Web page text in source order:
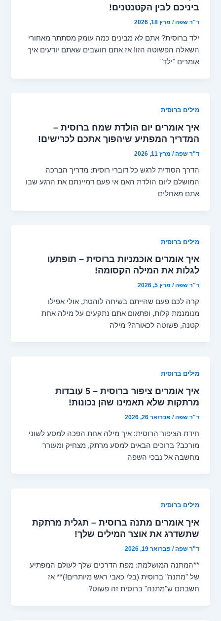
ביניכם לבין הקטנטנים!
ד"ר שפה/ מרץ 18, 2026
ילד ברוסית? אתם לא מבינים כמה עומק מסתתר מאחורי
השאלה הפשוטה הזו! אז אתם חושבים שאתם יודעים איך
אומרים "ילד"
מילים ברוסית
איך אומרים יום הולדת שמח ברוסית –
המדריך המפתיע שיהפוך אתכם לכרישים!
ד"ר שפה/ מרץ 11, 2026
הדרך הסודית לרגש כל דוברי רוסית: מדריך הברכה
המושלם ליום הולדת האם אי פעם דמיינתם את הרגע שבו
אתם מאחלים
מילים ברוסית
איך אומרים אוכמניות ברוסית – תופתעו
לגלות את המילה הקסומה!
ד"ר שפה/ מרץ 5, 2026
קרה לכם פעם שהייתם בשיחה לוהטת, אולי אפילו
מנומנמת קלות, ופתאום אתם נתקעים על מילה אחת
קטנה, פשוטה לכאורה? מילה
מילים ברוסית
איך אומרים ציפור ברוסית – 5 עובדות
מרתקות שלא תאמינו שהן נכונות!
ד"ר שפה/פברואר 26, 2026
חידת הציפור הרוסית: איך מילה אחת הפכה למסע לשוני
מורכב? ברוכים הבאים למסע מרתק, מצחיק ומעורר
מחשבה אל נבכי השפה
מילים ברוסית
איך אומרים מתנה ברוסית – תגלית מרתקת
שתשדרג את אוצר המילים שלך!
ד"ר שפה/פברואר 19, 2026
**המתנה המושלמת: מפת הדרכים שלך לעולם המפתיע
של "מתנה" ברוסית (בלי כאבי ראש מיותרים!)** אז
חשבתם ש"מתנה" ברוסית זה פשוט?